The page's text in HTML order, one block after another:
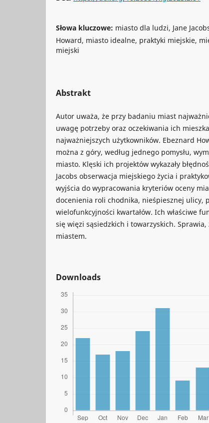
Słowa kluczowe: miasto dla ludzi, Jane
Howard, miasto idealne, praktyki miejskie,
miejski
Abstrakt
Autor uważa, że przy badaniu miast
uwagę potrzeby oraz oczekiwania ich
najważniejszych użytkowników. Ebeznard
można z góry, według jednego pomysłu,
miasto. Klęski ich projektów wykazały
Jacobs obserwacja miejskiego życia i
wyjścia do wypracowania kryteriów oceny
docenienia roli chodnika, nieśpiesznej ulicy,
wielofunkcyjności kwartałów. Ich właściwe
się więzi sąsiedzkich i towarzyskich.
miastem.
Downloads